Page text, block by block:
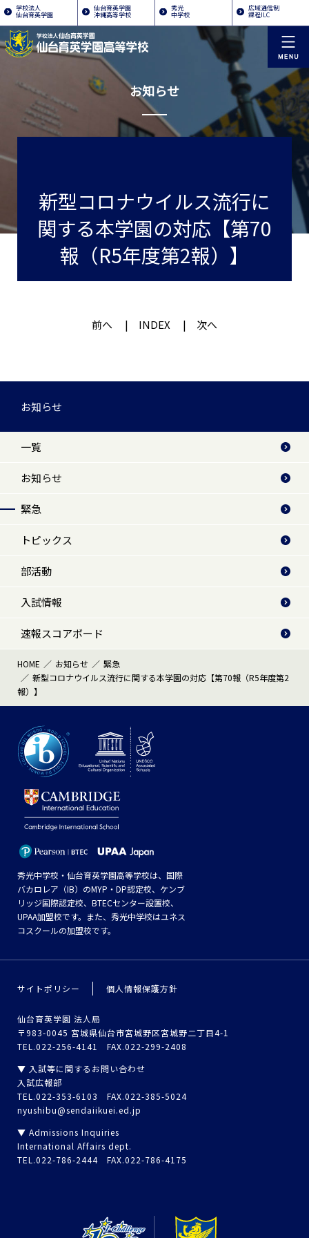
学校法人
仙台育英学園
仙台育英学園
沖縄高等学校
秀光
中学校
広域通信制
課程ILC
お知らせ
新型コロナウイルス流行に
関する本学園の対応【第70
報（R5年度第2報）】
前へ INDEX 次へ
お知らせ
一覧
お知らせ
緊急
トピックス
部活動
入試情報
速報スコアボード
HOME お知らせ
緊急
新型コロナウイルス流行に関する本学園の対応【第70報（R5年度第2
報）】
秀光中学校・仙台育英学園高等学校は、国際
バカロレア（IB）のMYP・DP認定校、ケンブ
リッジ国際認定校、BTECセンター設置校、
UPAA加盟校です。また、秀光中学校はユネス
コスクールの加盟校です。
サイトポリシー 個人情報保護方針
仙台育英学園 法人局
〒983-0045 宮城県仙台市宮城野区宮城野二丁目4-1
TEL.022-256-4141 FAX.022-299-2408
▼ 入試等に関するお問い合わせ
入試広報部
TEL.022-353-6103 FAX.022-385-5024
nyushibu@sendaiikuei.ed.jp
▼ Admissions Inquiries
International Affairs dept.
TEL.022-786-2444 FAX.022-786-4175